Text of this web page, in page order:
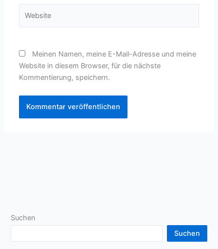
Meinen Namen, meine E-Mail-Adresse und meine
Website in diesem Browser, für die nächste
Kommentierung, speichern.
Suchen
Suchen